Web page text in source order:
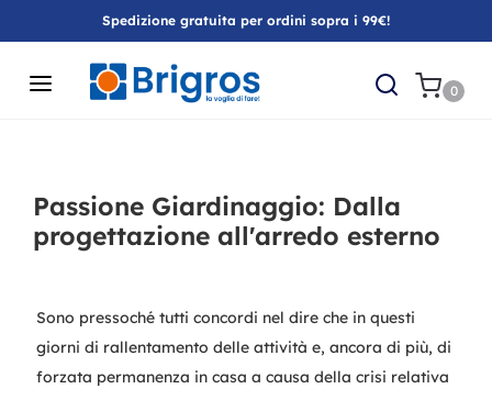
Spedizione gratuita per ordini sopra i 99€!
0
Passione Giardinaggio: Dalla
progettazione all'arredo esterno
Sono pressoché tutti concordi nel dire che in questi
giorni di rallentamento delle attività e, ancora di più, di
forzata permanenza in casa a causa della crisi relativa